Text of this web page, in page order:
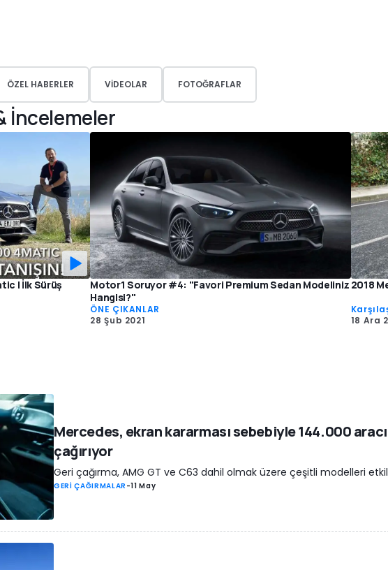
ÖZEL HABERLER VIDEOLAR FOTOĞRAFLAR
İncelemeler
| İlk Sürüş
Motor1 Soruyor #4: "Favori Premium Sedan Modeliniz
Hangisi?"
ÖNE ÇIKANLAR
28 Şub 2021
2018
18 Ara
Mercedes, ekran kararması sebebiyle 144.000
çağırıyor
Geri çağırma, AMG GT ve C63 dahil olmak üzere çeşitli modelleri
GERİ ÇAĞIRMALAR -11 May